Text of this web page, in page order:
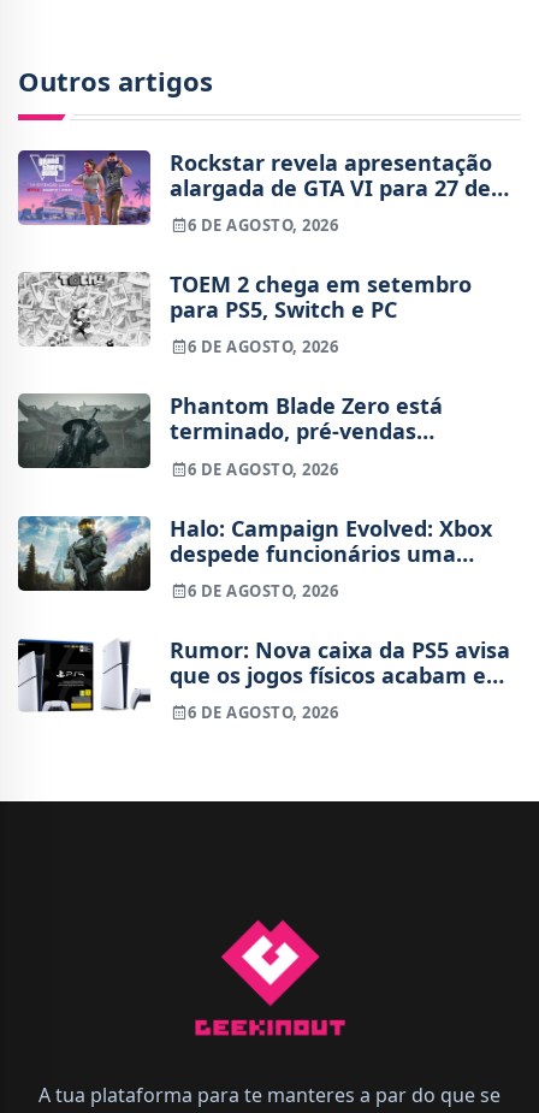
Outros artigos
Rockstar revela apresentação
alargada de GTA VI para 27 de
agosto
6 DE AGOSTO, 2026
TOEM 2 chega em setembro
para PS5, Switch e PC
6 DE AGOSTO, 2026
Phantom Blade Zero está
terminado, pré-vendas
começam na próxima semana
6 DE AGOSTO, 2026
Halo: Campaign Evolved: Xbox
despede funcionários uma
semana após o lançamento
6 DE AGOSTO, 2026
Rumor: Nova caixa da PS5 avisa
que os jogos físicos acabam em
2028
6 DE AGOSTO, 2026
A tua plataforma para te manteres a par do que se